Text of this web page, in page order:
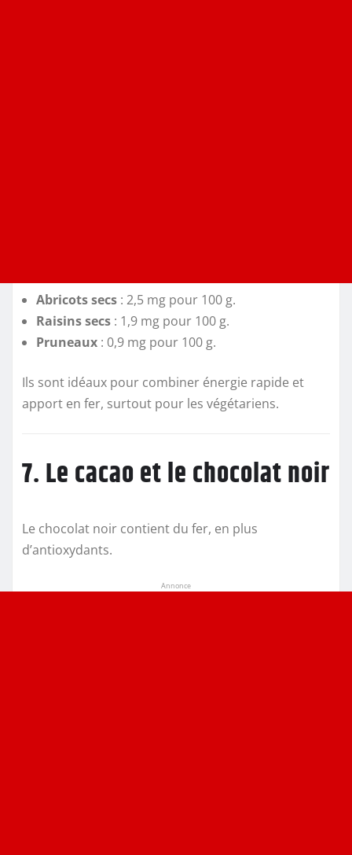
Abricots secs : 2,5 mg pour 100 g.
Raisins secs : 1,9 mg pour 100 g.
Pruneaux : 0,9 mg pour 100 g.
Ils sont idéaux pour combiner énergie rapide et
apport en fer, surtout pour les végétariens.
7. Le cacao et le chocolat noir
Le chocolat noir contient du fer, en plus
d’antioxydants.
Annonce